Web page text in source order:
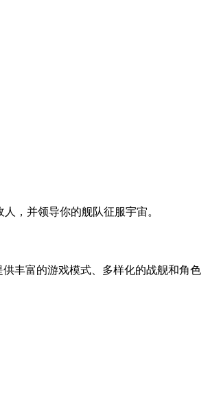
，并领导你的舰队征服宇宙。
丰富的游戏模式、多样化的战舰和角色